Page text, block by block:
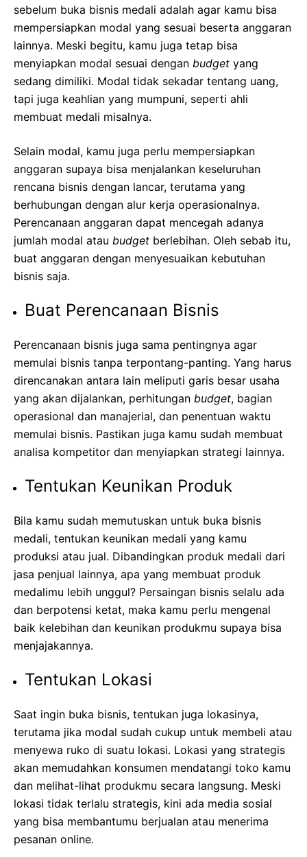
sebelum buka bisnis medali adalah agar kamu bisa
mempersiapkan modal yang sesuai beserta anggaran
lainnya. Meski begitu, kamu juga tetap bisa
menyiapkan modal sesuai dengan budget yang
sedang dimiliki. Modal tidak sekadar tentang uang,
tapi juga keahlian yang mumpuni, seperti ahli
membuat medali misalnya.
Selain modal, kamu juga perlu mempersiapkan
anggaran supaya bisa menjalankan keseluruhan
rencana bisnis dengan lancar, terutama yang
berhubungan dengan alur kerja operasionalnya.
Perencanaan anggaran dapat mencegah adanya
jumlah modal atau budget berlebihan. Oleh sebab itu,
buat anggaran dengan menyesuaikan kebutuhan
bisnis saja.
Buat Perencanaan Bisnis
Perencanaan bisnis juga sama pentingnya agar
memulai bisnis tanpa terpontang-panting. Yang harus
direncanakan antara lain meliputi garis besar usaha
yang akan dijalankan, perhitungan budget, bagian
operasional dan manajerial, dan penentuan waktu
memulai bisnis. Pastikan juga kamu sudah membuat
analisa kompetitor dan menyiapkan strategi lainnya.
Tentukan Keunikan Produk
Bila kamu sudah memutuskan untuk buka bisnis
medali, tentukan keunikan medali yang kamu
produksi atau jual. Dibandingkan produk medali dari
jasa penjual lainnya, apa yang membuat produk
medalimu lebih unggul? Persaingan bisnis selalu ada
dan berpotensi ketat, maka kamu perlu mengenal
baik kelebihan dan keunikan produkmu supaya bisa
menjajakannya.
Tentukan Lokasi
Saat ingin buka bisnis, tentukan juga lokasinya,
terutama jika modal sudah cukup untuk membeli atau
menyewa ruko di suatu lokasi. Lokasi yang strategis
akan memudahkan konsumen mendatangi toko kamu
dan melihat-lihat produkmu secara langsung. Meski
lokasi tidak terlalu strategis, kini ada media sosial
yang bisa membantumu berjualan atau menerima
pesanan online.